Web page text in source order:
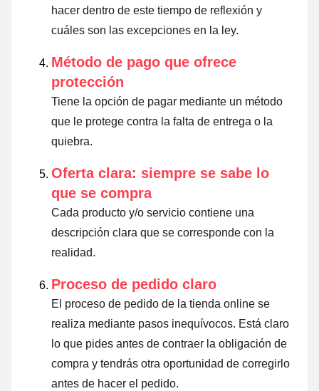
hacer dentro de este tiempo de reflexión y
cuáles son las excepciones en la ley.
Método de pago que ofrece
protección
Tiene la opción de pagar mediante un método
que le protege contra la falta de entrega o la
quiebra.
Oferta clara: siempre se sabe lo
que se compra
Cada producto y/o servicio contiene una
descripción clara que se corresponde con la
realidad.
Proceso de pedido claro
El proceso de pedido de la tienda online se
realiza mediante pasos inequívocos. Está claro
lo que pides antes de contraer la obligación de
compra y tendrás otra oportunidad de corregirlo
antes de hacer el pedido.